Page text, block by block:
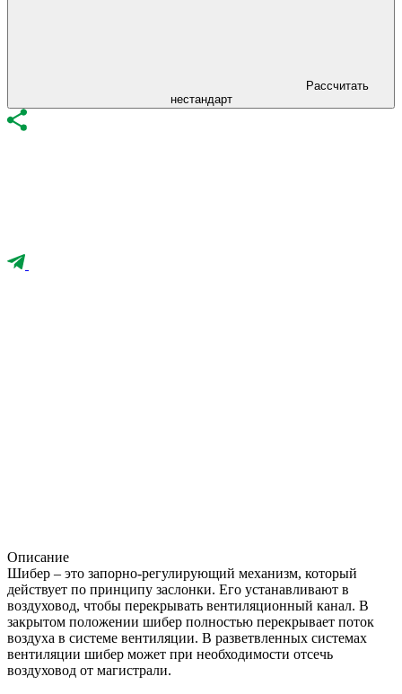
Рассчитать
нестандарт
Описание
Шибер – это запорно-регулирующий механизм, который
действует по принципу заслонки. Его устанавливают в
воздуховод, чтобы перекрывать вентиляционный канал. В
закрытом положении шибер полностью перекрывает поток
воздуха в системе вентиляции. В разветвленных системах
вентиляции шибер может при необходимости отсечь
воздуховод от магистрали.